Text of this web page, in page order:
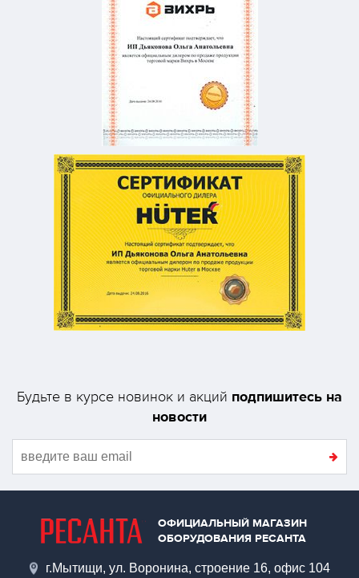
Будьте в курсе новинок и акций подпишитесь на
новости
ОФИЦИАЛЬНЫЙ МАГАЗИН
ОБОРУДОВАНИЯ РЕСАНТА
г.Мытищи, ул. Воронина, строение 16, офис 104